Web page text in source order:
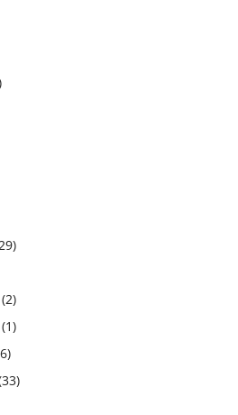
(2)
(1)